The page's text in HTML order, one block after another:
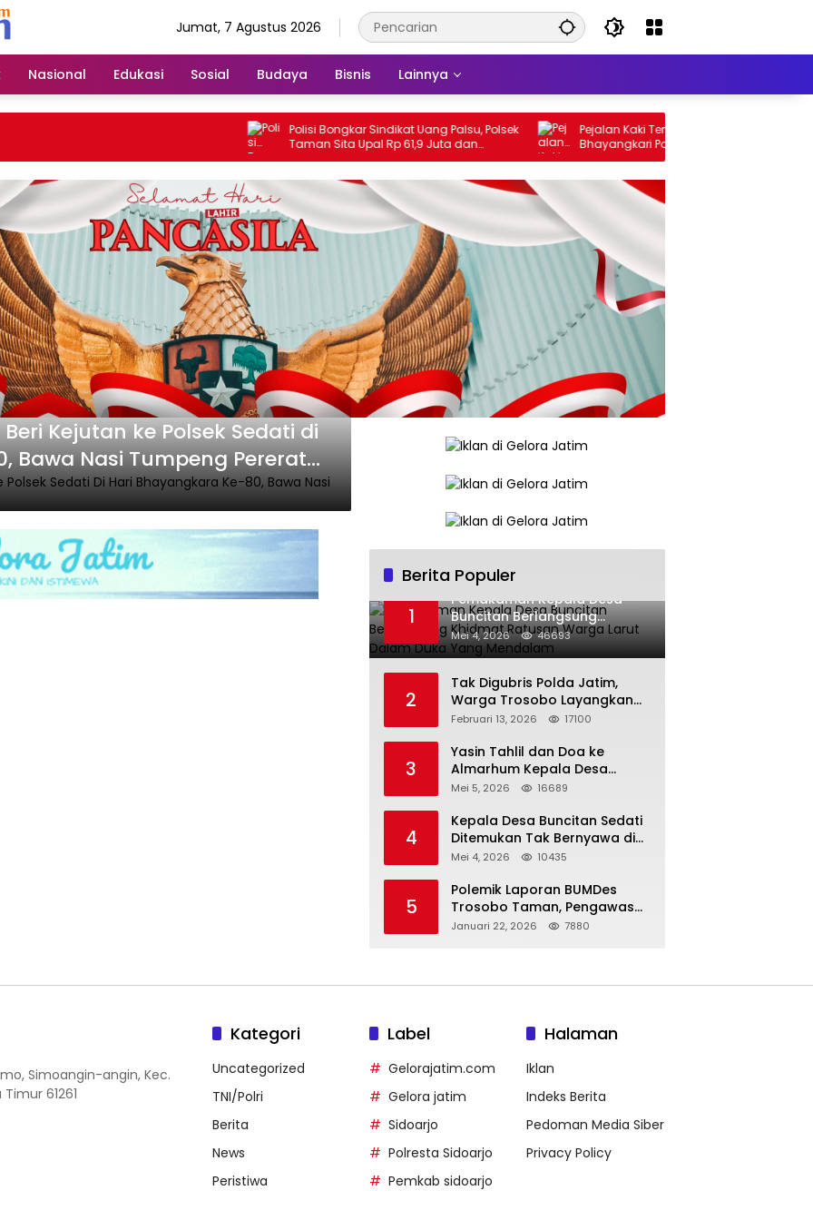
Jumat, 7 Agustus 2026
Nasional Edukasi Sosial Budaya Bisnis Lainnya
Polisi Bongkar Sindikat Uang Palsu, Polsek
Taman Sita Upal Rp 61,9 Juta dan
Tangkap Tiga Tersangka
Pejalan Kaki Tertabrak Truk di Depan SD
Bhayangkari Porong, PNS Asal Pasuruan
Alami Luka Serius
Kejutan ke Polsek Sedati di
Bawa Nasi Tumpeng Pererat
Berita Populer
1
Pemakaman Kepala Desa
Buncitan Berlangsung
Khidmat,Ratusan Warga Larut
Dalam Duka Yang Mendalam
Mei 4, 2026 46693
2
Tak Digubris Polda Jatim,
Warga Trosobo Layangkan
Dumas Dugaan Korupsi
Kapolri
Februari 13, 2026 17100
3
Yasin Tahlil dan Doa ke
Almarhum Kepala Desa
Buncitan Digelar Dua Lokasi
Mei 5, 2026 16689
4
Kepala Desa Buncitan Sedati
Ditemukan Tak Bernyawa di
Ruang Kerja, Dugaan Bunuh
Mei 4, 2026 10435
5
Polemik Laporan BUMDes
Trosobo Taman, Pengawas
Walk Out dan Sebut
Januari 22, 2026 7880
Simoangin-angin, Kec.
61261
Kategori
Uncategorized
TNI/Polri
Berita
News
Peristiwa
Label
Gelorajatim.com
Gelora jatim
Sidoarjo
Polresta Sidoarjo
Pemkab sidoarjo
Halaman
Iklan
Indeks Berita
Pedoman Media Siber
Privacy Policy